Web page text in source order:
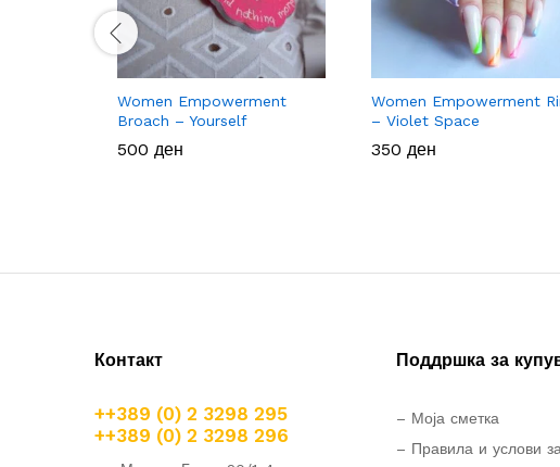
Women Empowerment
Broach – Yourself
500 ден
500 ден
Women Empowerment
– Violet Space
350 ден
350 ден
Контакт
++389 (0) 2 3298 295
++389 (0) 2 3298 296
Поддршка за
– Моја сметка
– Правила и услови